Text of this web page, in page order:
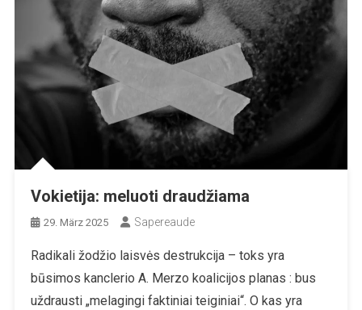
Vokietija: meluoti draudžiama
29. März 2025 Sapereaude
Radikali žodžio laisvės destrukcija – toks yra
būsimos kanclerio A. Merzo koalicijos planas : bus
uždrausti „melagingi faktiniai teiginiai“. O kas yra